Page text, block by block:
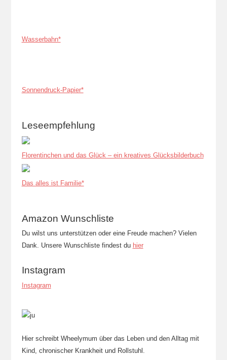
Wasserbahn*
Sonnendruck-Papier*
Leseempfehlung
Florentinchen und das Glück – ein kreatives Glücksbilderbuch
Das alles ist Familie*
Amazon Wunschliste
Du wilst uns unterstützen oder eine Freude machen? Vielen
Dank. Unsere Wunschliste findest du hier
Instagram
Instagram
Hier schreibt Wheelymum über das Leben und den Alltag mit
Kind, chronischer Krankheit und Rollstuhl.